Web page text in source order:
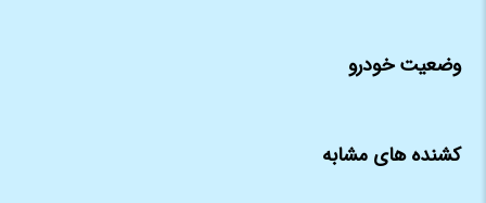
وضعیت خودرو
کشنده های مشابه